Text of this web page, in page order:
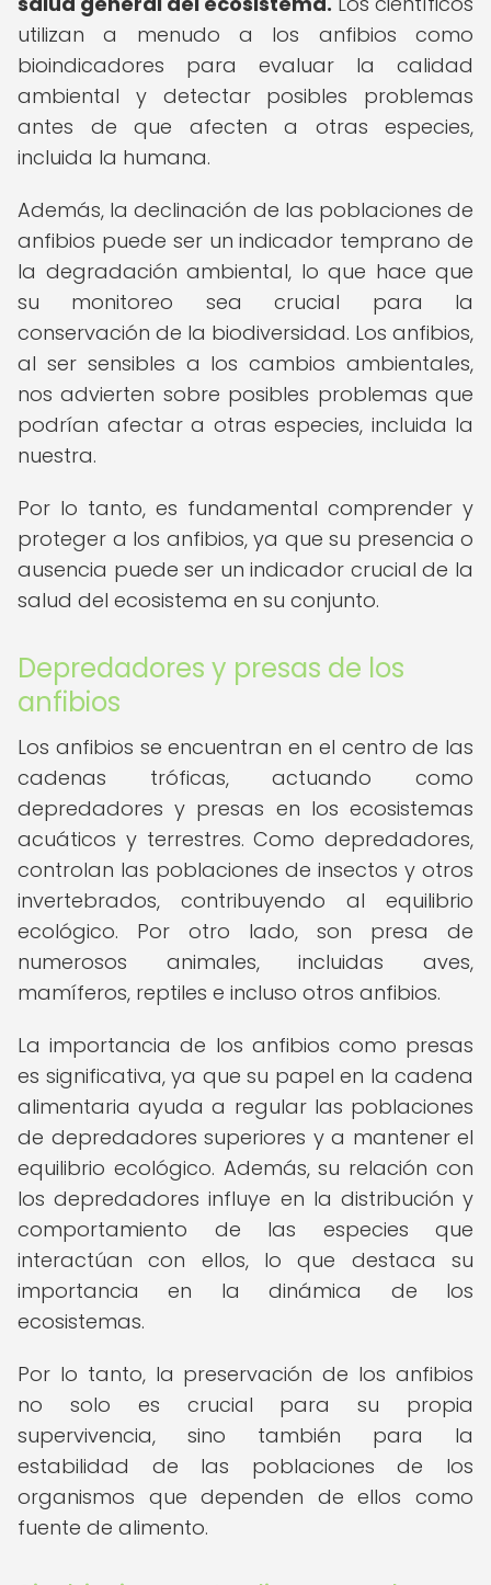
utilizan a menudo a los anfibios como
bioindicadores para evaluar la calidad
ambiental y detectar posibles problemas
antes de que afecten a otras especies,
incluida la humana.
Además, la declinación de las poblaciones de
anfibios puede ser un indicador temprano de
la degradación ambiental, lo que hace que
su monitoreo sea crucial para la
conservación de la biodiversidad. Los anfibios,
al ser sensibles a los cambios ambientales,
nos advierten sobre posibles problemas que
podrían afectar a otras especies, incluida la
nuestra.
Por lo tanto, es fundamental comprender y
proteger a los anfibios, ya que su presencia o
ausencia puede ser un indicador crucial de la
salud del ecosistema en su conjunto.
Depredadores y presas de los
anfibios
Los anfibios se encuentran en el centro de las
cadenas tróficas, actuando como
depredadores y presas en los ecosistemas
acuáticos y terrestres. Como depredadores,
controlan las poblaciones de insectos y otros
invertebrados, contribuyendo al equilibrio
ecológico. Por otro lado, son presa de
numerosos animales, incluidas aves,
mamíferos, reptiles e incluso otros anfibios.
La importancia de los anfibios como presas
es significativa, ya que su papel en la cadena
alimentaria ayuda a regular las poblaciones
de depredadores superiores y a mantener el
equilibrio ecológico. Además, su relación con
los depredadores influye en la distribución y
comportamiento de las especies que
interactúan con ellos, lo que destaca su
importancia en la dinámica de los
ecosistemas.
Por lo tanto, la preservación de los anfibios
no solo es crucial para su propia
supervivencia, sino también para la
estabilidad de las poblaciones de los
organismos que dependen de ellos como
fuente de alimento.